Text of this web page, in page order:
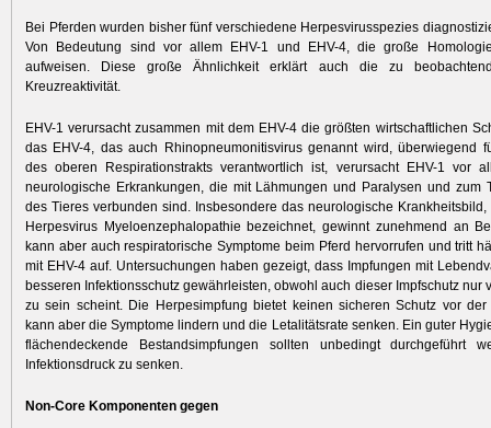
Bei Pferden wurden bisher fünf verschiedene Herpesvirusspezies
Von Bedeutung sind vor allem EHV-1 und EHV-4, die große
aufweisen. Diese große Ähnlichkeit erklärt auch die zu
Kreuzreaktivität.
EHV-1 verursacht zusammen mit dem EHV-4 die größten wirtschaftlichen
das EHV-4, das auch Rhinopneumonitisvirus genannt wird, überwiegend
des oberen Respirationstrakts verantwortlich ist, verursacht EHV-1 vor
neurologische Erkrankungen, die mit Lähmungen und Paralysen und zum
des Tieres verbunden sind. Insbesondere das neurologische
Herpesvirus Myeloenzephalopathie bezeichnet, gewinnt zunehmend an
kann aber auch respiratorische Symptome beim Pferd hervorrufen und tritt
mit EHV-4 auf. Untersuchungen haben gezeigt, dass Impfungen mit
besseren Infektionsschutz gewährleisten, obwohl auch dieser Impfschutz nur
zu sein scheint. Die Herpesimpfung bietet keinen sicheren Schutz vor der
kann aber die Symptome lindern und die Letalitätsrate senken. Ein guter
flächendeckende Bestandsimpfungen sollten unbedingt durchgeführt
Infektionsdruck zu senken.
Non-Core Komponenten gegen